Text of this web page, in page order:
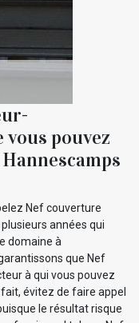
pouvez
Nef couverture
années qui
domaine à
que Nef
à qui vous pouvez
évitez de faire appel
le résultat risque